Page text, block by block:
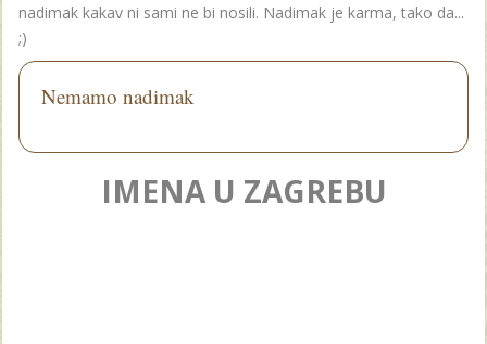
nadimak kakav ni sami ne bi nosili. Nadimak je karma, tako da...
;)
Nemamo nadimak
IMENA U ZAGREBU